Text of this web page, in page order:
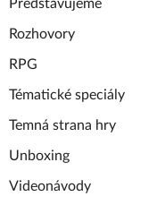
Představujeme
Rozhovory
RPG
Tématické speciály
Temná strana hry
Unboxing
Videonávody